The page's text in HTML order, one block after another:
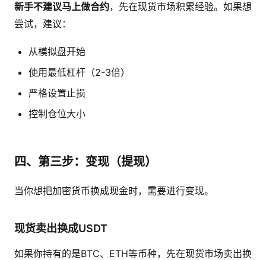
新手不建议马上做合约，先在现货市场积累经验。如果想
尝试，建议：
从模拟盘开始
使用最低杠杆（2-3倍）
严格设置止损
控制仓位大小
四、第三步：变现（提现）
当你想把加密货币换成现金时，需要进行变现。
现货卖出换成USDT
如果你持有的是BTC、ETH等币种，先在现货市场卖出换